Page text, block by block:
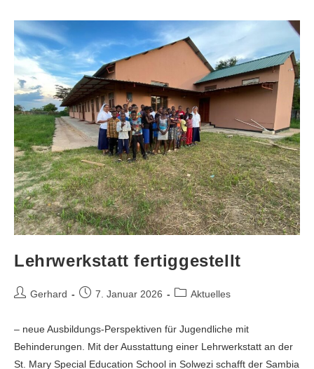
Lehrwerkstatt fertiggestellt
Gerhard 7. Januar 2026 Aktuelles
– neue Ausbildungs-Perspektiven für Jugendliche mit
Behinderungen. Mit der Ausstattung einer Lehrwerkstatt an der
St. Mary Special Education School in Solwezi schafft der Sambia